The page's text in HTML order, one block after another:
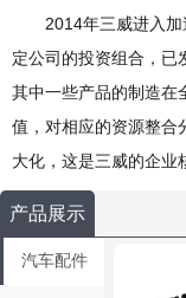
2014年三威进入加
定公司的投资组合，已
其中一些产品的制造在
值，对相应的资源整合
大化，这是三威的企业
产品展示
汽车配件